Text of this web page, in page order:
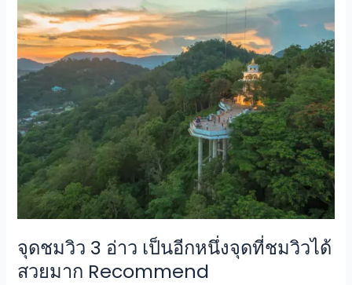
จุดชมวิว 3 อ่าว เป็นอีกหนึ่งจุดที่ชมวิวได้
สวยมาก Recommend
ชม
วิว
3
อ่าว
เป็น
หนึ่ง
จุด
ที่
ชม
วิว
ได้
มาก
Recommend